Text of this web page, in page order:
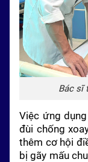
Bác sĩ
Việc ứng
đùi chống
thêm cơ hội
bị gãy mấu